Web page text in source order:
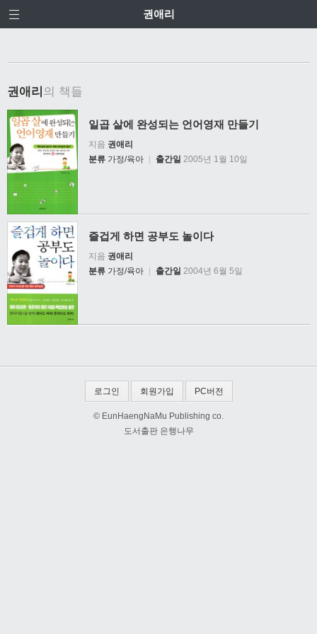
권애리
권애리 의 책들
일곱 살에 완성되는 언어영재 만들기
지음 권애리
분류 가정/육아 출간일 2005년 1월 10일
즐겁게 하면 공부도 놀이다
지음 권애리
분류 가정/육아 | 출간일 2004년 6월 5일
로그인 회원가입 PC버전
© EunHaengNaMu Publishing co.
도서출판 은행나무